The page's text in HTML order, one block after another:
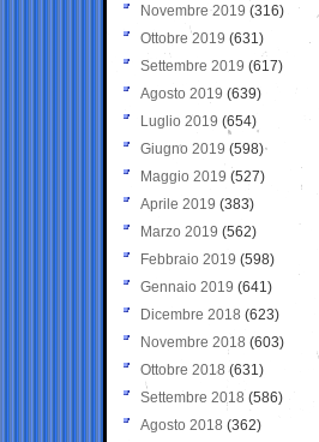
Novembre 2019 (316)
Ottobre 2019 (631)
Settembre 2019 (617)
Agosto 2019 (639)
Luglio 2019 (654)
Giugno 2019 (598)
Maggio 2019 (527)
Aprile 2019 (383)
Marzo 2019 (562)
Febbraio 2019 (598)
Gennaio 2019 (641)
Dicembre 2018 (623)
Novembre 2018 (603)
Ottobre 2018 (631)
Settembre 2018 (586)
Agosto 2018 (362)